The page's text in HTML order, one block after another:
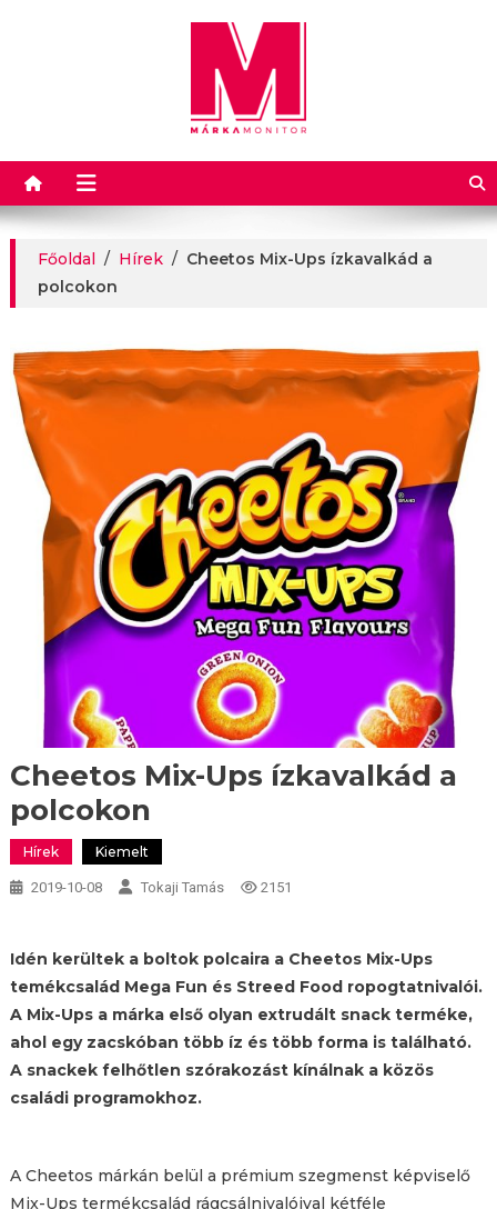
Márkamonitor
Főoldal / Hírek / Cheetos Mix-Ups ízkavalkád a
polcokon
Cheetos Mix-Ups ízkavalkád a
polcokon
Hírek Kiemelt
2019-10-08 Tokaji Tamás 2151
Idén kerültek a boltok polcaira a Cheetos Mix-Ups
temékcsalád Mega Fun és Streed Food ropogtatnivalói.
A Mix-Ups a márka első olyan extrudált snack terméke,
ahol egy zacskóban több íz és több forma is található.
A snackek felhőtlen szórakozást kínálnak a közös
családi programokhoz.
A Cheetos márkán belül a prémium szegmenst képviselő
Mix-Ups termékcsalád rágcsálnivalóival kétféle